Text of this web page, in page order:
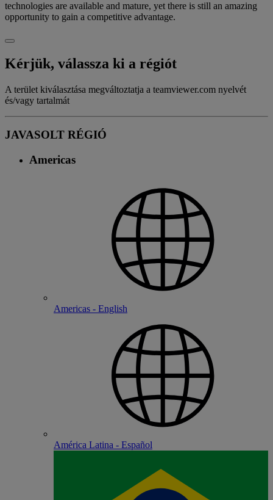
technologies are available and mature, yet there is still an amazing
opportunity to gain a competitive advantage.
Kérjük, válassza ki a régiót
A terület kiválasztása megváltoztatja a teamviewer.com nyelvét
és/vagy tartalmát
JAVASOLT RÉGIÓ
Americas
Americas - English
América Latina - Español